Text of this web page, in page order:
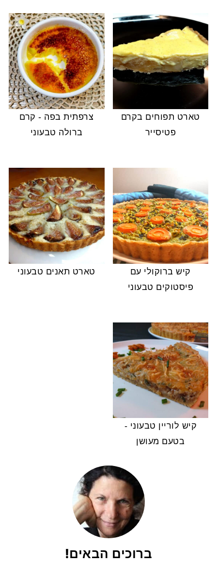
טארט תפוחים בקרם
פטיסייר
צרפתית בפה - קרם
ברולה טבעוני
קיש ברוקולי עם
פיסטוקים טבעוני
טארט תאנים טבעוני
קיש לוריין טבעוני -
בטעם מעושן
ברוכים הבאים!